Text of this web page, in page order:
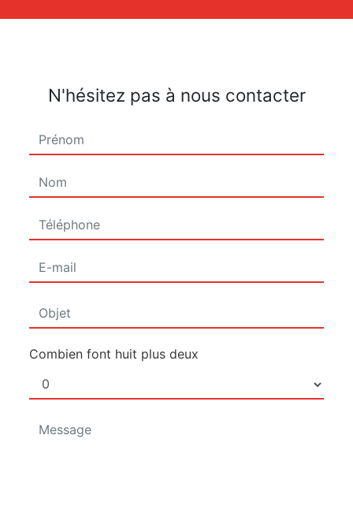
N'hésitez pas à nous contacter
Combien font huit plus deux